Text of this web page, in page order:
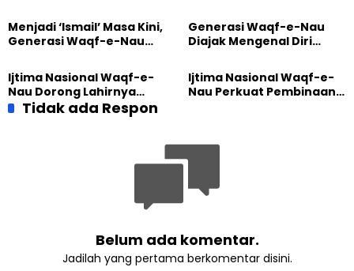
Pendidikan BERLIAN
Besar Universitas
Terbuka
Menjadi ‘Ismail’ Masa Kini,
Generasi Waqf-e-Nau
Pengabdian
Generasi Waqf-e-Nau
Diajak Mengenal Diri
Dunia
Ijtima Nasional Waqf-e-
Nau Dorong Lahirnya
Generasi Pengkhidmat
Ijtima Nasional Waqf-e-
Nau Perkuat Pembinaan
Tidak ada Respon
Belum ada komentar.
Jadilah yang pertama berkomentar disini.